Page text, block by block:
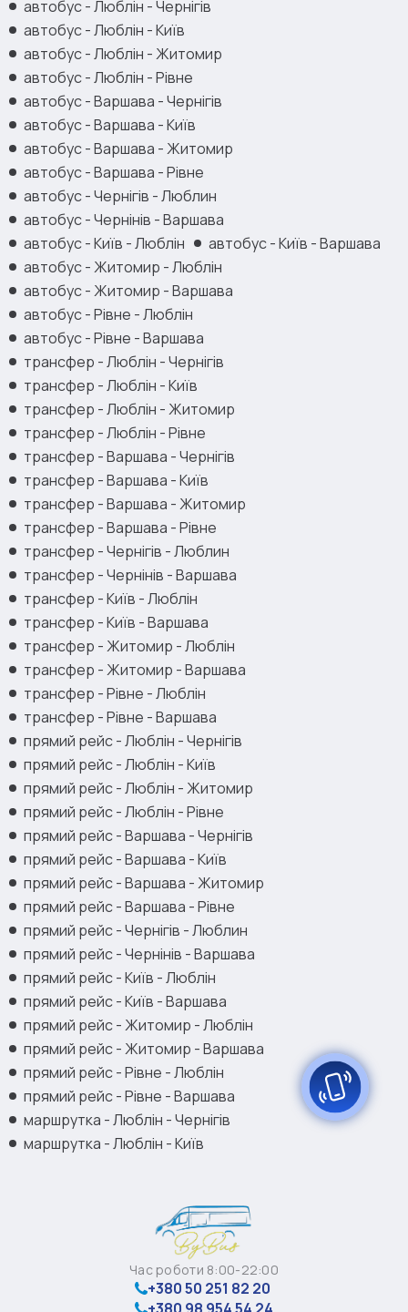
автобус - Люблін - Чернігів
автобус - Люблін - Київ
автобус - Люблін - Житомир
автобус - Люблін - Рівне
автобус - Варшава - Чернігів
автобус - Варшава - Київ
автобус - Варшава - Житомир
автобус - Варшава - Рівне
автобус - Чернігів - Люблин
автобус - Чернінів - Варшава
автобус - Київ - Люблін
автобус - Київ - Варшава
автобус - Житомир - Люблін
автобус - Житомир - Варшава
автобус - Рівне - Люблін
автобус - Рівне - Варшава
трансфер - Люблін - Чернігів
трансфер - Люблін - Київ
трансфер - Люблін - Житомир
трансфер - Люблін - Рівне
трансфер - Варшава - Чернігів
трансфер - Варшава - Київ
трансфер - Варшава - Житомир
трансфер - Варшава - Рівне
трансфер - Чернігів - Люблин
трансфер - Чернінів - Варшава
трансфер - Київ - Люблін
трансфер - Київ - Варшава
трансфер - Житомир - Люблін
трансфер - Житомир - Варшава
трансфер - Рівне - Люблін
трансфер - Рівне - Варшава
прямий рейс - Люблін - Чернігів
прямий рейс - Люблін - Київ
прямий рейс - Люблін - Житомир
прямий рейс - Люблін - Рівне
прямий рейс - Варшава - Чернігів
прямий рейс - Варшава - Київ
прямий рейс - Варшава - Житомир
прямий рейс - Варшава - Рівне
прямий рейс - Чернігів - Люблин
прямий рейс - Чернінів - Варшава
прямий рейс - Київ - Люблін
прямий рейс - Київ - Варшава
прямий рейс - Житомир - Люблін
прямий рейс - Житомир - Варшава
прямий рейс - Рівне - Люблін
прямий рейс - Рівне - Варшава
маршрутка - Люблін - Чернігів
маршрутка - Люблін - Київ
Час роботи 8:00-22:00
+380 50 251 82 20